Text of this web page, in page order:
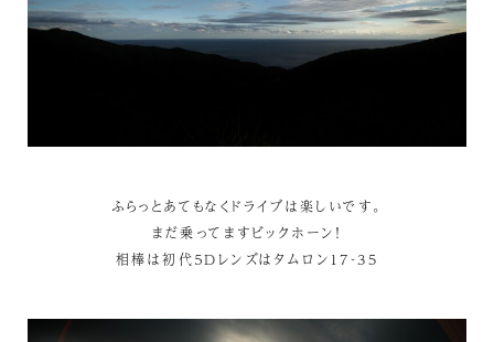
ふらっとあてもなくドライブは楽しいです。
まだ乗ってますビックホーン！
相棒は初代５Dレンズはタムロン17‐35